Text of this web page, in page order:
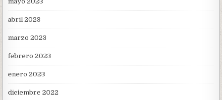
abril 2023
marzo 2023
febrero 2023
enero 2023
diciembre 2022